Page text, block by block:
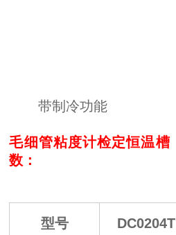
带制冷功能
毛细管粘度计检定恒温槽
数：
型号 DC0204T